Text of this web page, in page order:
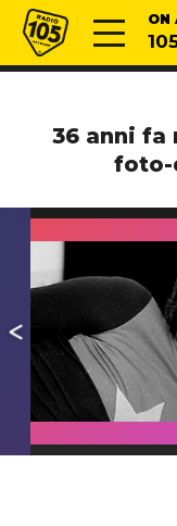
Vai al contenuto
Radio 105 ON
36 anni fa
foto-